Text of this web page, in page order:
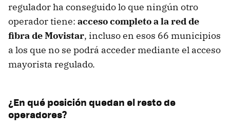
regulador ha conseguido lo que ningún otro
operador tiene: acceso completo a la red de
fibra de Movistar, incluso en esos 66 municipios
a los que no se podrá acceder mediante el acceso
mayorista regulado.
¿En qué posición quedan el resto de
operadores?